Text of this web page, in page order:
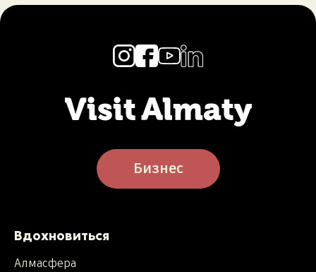
Бизнес
Вдохновиться
Алмасфера